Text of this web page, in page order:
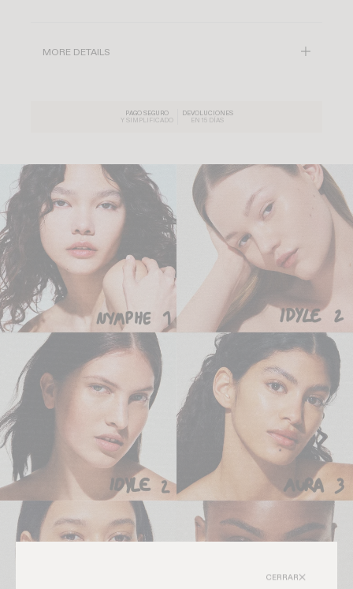
CERRAR
MORE DETAILS
PAGO SEGURO
Y SIMPLIFICADO
DEVOLUCIONES
EN 15 DÍAS